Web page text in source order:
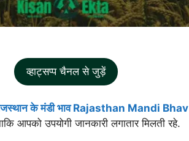
व्हाट्सप्प चैनल से जुड़ें
के मंडी भाव Rajasthan Mandi Bhav
आपको उपयोगी जानकारी लगातार मिलती रहे.